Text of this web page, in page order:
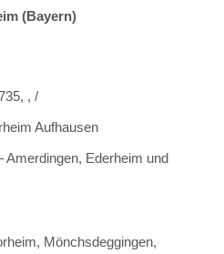
(Bayern)
, /
Aufhausen
Amerdingen, Ederheim und
Mönchsdeggingen,